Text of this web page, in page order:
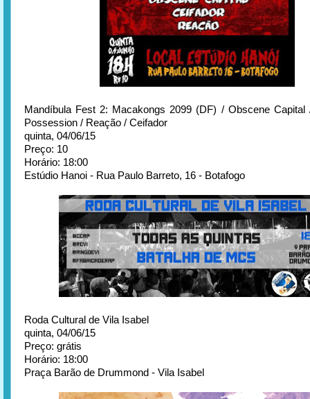
Mandíbula Fest 2: Macakongs 2099 (DF) / Obscene Capital
Possession / Reação / Ceifador
quinta, 04/06/15
Preço: 10
Horário: 18:00
Estúdio Hanoi - Rua Paulo Barreto, 16 - Botafogo
Roda Cultural de Vila Isabel
quinta, 04/06/15
Preço: grátis
Horário: 18:00
Praça Barão de Drummond - Vila Isabel